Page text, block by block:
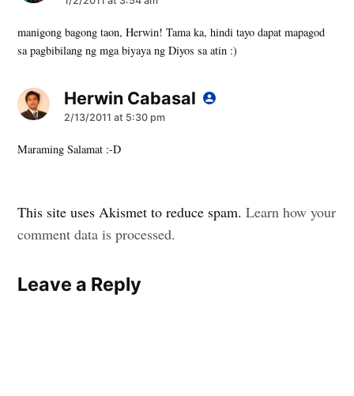
manigong bagong taon, Herwin! Tama ka, hindi tayo dapat mapagod
sa pagbibilang ng mga biyaya ng Diyos sa atin :)
Herwin Cabasal says:
2/13/2011 at 5:30 pm
Maraming Salamat :-D
a
comment
Leave a Reply
This site uses Akismet to reduce spam.Learn how your
comment data is processed.